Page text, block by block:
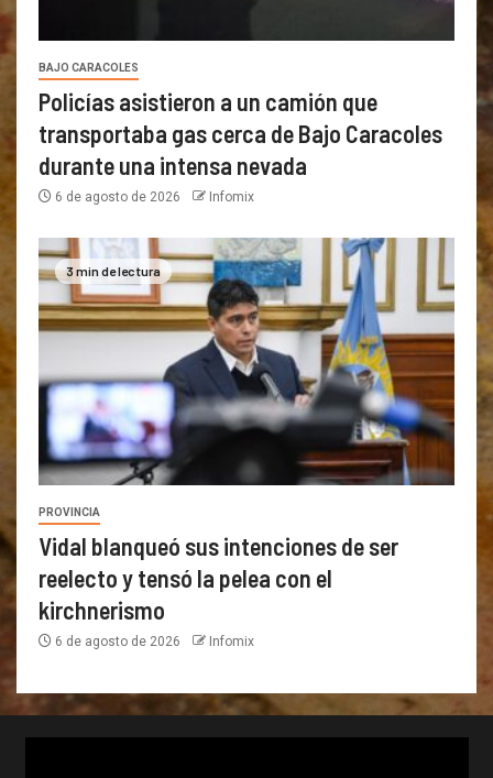
BAJO CARACOLES
Policías asistieron a un camión que
transportaba gas cerca de Bajo Caracoles
durante una intensa nevada
6 de agosto de 2026 Infomix
3 min de lectura
PROVINCIA
Vidal blanqueó sus intenciones de ser
reelecto y tensó la pelea con el
kirchnerismo
6 de agosto de 2026 Infomix